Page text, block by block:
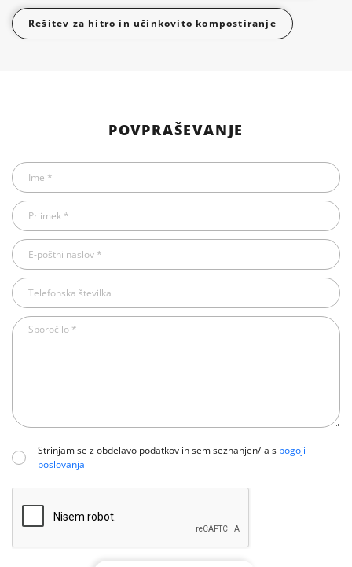
Rešitev za hitro in učinkovito kompostiranje
POVPRAŠEVANJE
Strinjam se z obdelavo podatkov in sem seznanjen/-a s pogoji
poslovanja